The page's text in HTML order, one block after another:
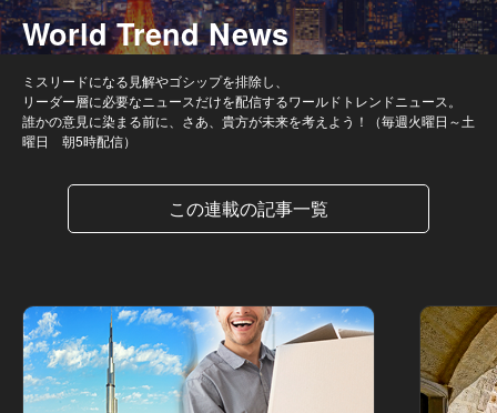
World Trend News
ミスリードになる見解やゴシップを排除し、
リーダー層に必要なニュースだけを配信するワールドトレンドニュース。
誰かの意見に染まる前に、さあ、貴方が未来を考えよう！（毎週火曜日～土
曜日 朝5時配信）
この連載の記事一覧